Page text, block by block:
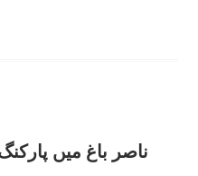
ناصر باغ میں